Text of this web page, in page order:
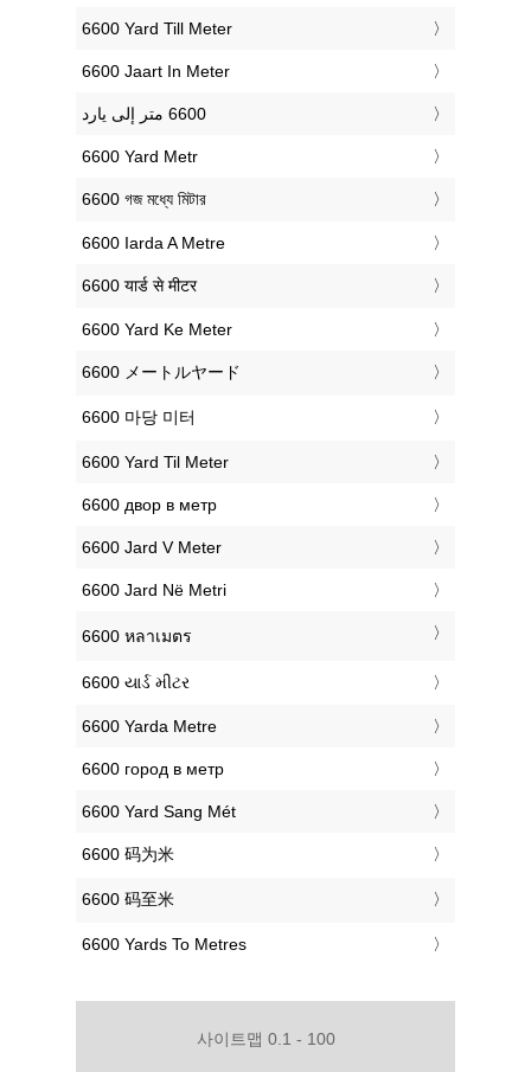
‎6600 Yard Till Meter
‎6600 Jaart In Meter
‎6600 Yard Metr
‎6600 গজ মধ্যে মিটার
‎6600 Iarda A Metre
‎6600 यार्ड से मीटर
‎6600 Yard Ke Meter
‎6600 メートルヤード
‎6600 마당 미터
‎6600 Yard Til Meter
‎6600 двор в метр
‎6600 Jard V Meter
‎6600 Jard Në Metri
‎6600 หลาเมตร
‎6600 યાર્ડ મીટર
‎6600 Yarda Metre
‎6600 город в метр
‎6600 Yard Sang Mét
‎6600 码为米
‎6600 码至米
‎6600 Yards To Metres
사이트맵 0.1 - 100